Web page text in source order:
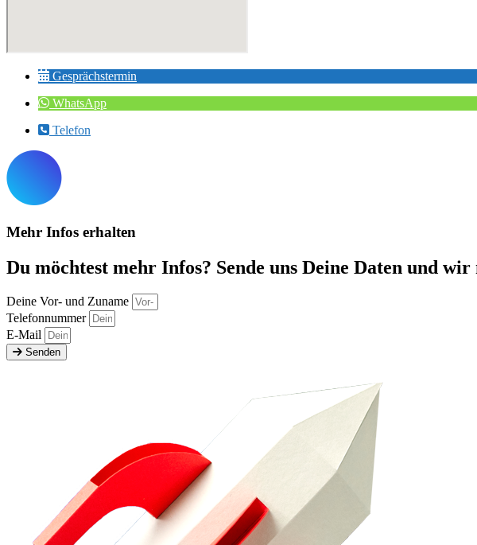
Gesprächstermin
WhatsApp
Telefon
Mehr Infos erhalten
Du möchtest mehr Infos? Sende uns Deine Daten und
Deine Vor- und Zuname
Telefonnummer
E-Mail
Senden